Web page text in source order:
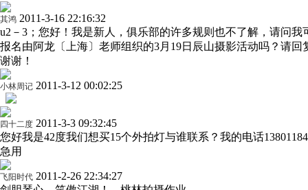
其鸿 2011-3-16 22:16:32
u2－3；您好！我是新人，俱乐部的许多规则也不了解，请问我
报名由阿龙〔上海〕老师组织的3月19日辰山摄影活动吗？请回
谢谢！
小林周记 2011-3-12 00:02:25
四十二度 2011-3-3 09:32:45
您好我是42度我们想买15个外拍灯与谁联系？我的电话
急用
飞阳时代 2011-2-26 22:34:27